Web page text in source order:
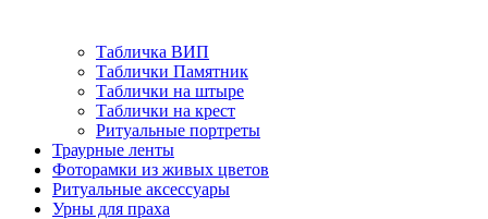
Табличка ВИП
Таблички Памятник
Таблички на штыре
Таблички на крест
Ритуальные портреты
Траурные ленты
Фоторамки из живых цветов
Ритуальные аксессуары
Урны для праха